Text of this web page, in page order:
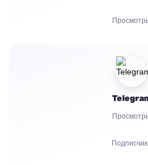
Голоса